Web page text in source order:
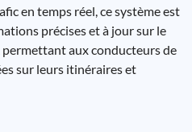
en temps réel, ce système est
précises et à jour sur le
aux conducteurs de
sur leurs itinéraires et